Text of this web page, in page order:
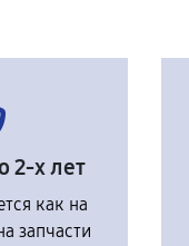
2-х лет
как на
запчасти